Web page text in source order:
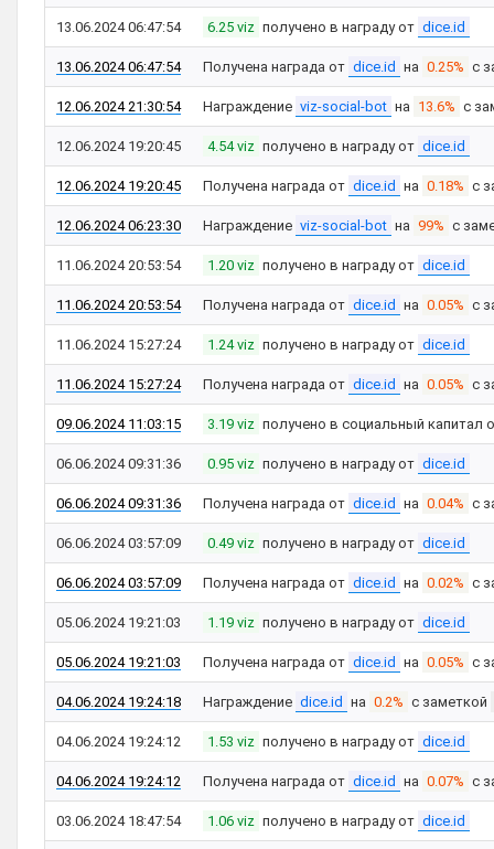
13.06.2024 06:47:54 6.25 viz получено в награду от dice.id
13.06.2024 06:47:54 Получена награда от dice.id на 0.25% с
12.06.2024 21:30:54 Награждение viz-social-bot на 13.6% с
12.06.2024 19:20:45 4.54 viz получено в награду от dice.id
12.06.2024 19:20:45 Получена награда от dice.id на 0.18% с
12.06.2024 06:23:30 Награждение viz-social-bot на 99% с
11.06.2024 20:53:54 1.20 viz получено в награду от dice.id
11.06.2024 20:53:54 Получена награда от dice.id на 0.05% с
11.06.2024 15:27:24 1.24 viz получено в награду от dice.id
11.06.2024 15:27:24 Получена награда от dice.id на 0.05% с
09.06.2024 11:03:15 3.19 viz получено в социальный капитал
06.06.2024 09:31:36 0.95 viz получено в награду от dice.id
06.06.2024 09:31:36 Получена награда от dice.id на 0.04% с
06.06.2024 03:57:09 0.49 viz получено в награду от dice.id
06.06.2024 03:57:09 Получена награда от dice.id на 0.02% с
05.06.2024 19:21:03 1.19 viz получено в награду от dice.id
05.06.2024 19:21:03 Получена награда от dice.id на 0.05% с
04.06.2024 19:24:18 Награждение dice.id на 0.2% с заметкой
04.06.2024 19:24:12 1.53 viz получено в награду от dice.id
04.06.2024 19:24:12 Получена награда от dice.id на 0.07% с
03.06.2024 18:47:54 1.06 viz получено в награду от dice.id